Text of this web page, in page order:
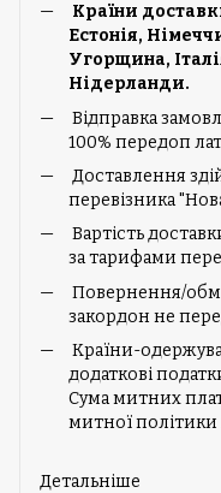
Країни
Естонія,
Угорщина,
Нідерланди.
Відправка
100% передоп
Доставлення
перевізника
Вартість
за тарифами
Повернення/
закордон не
Країни-
додаткові
Сума митних
митної
Детальніше